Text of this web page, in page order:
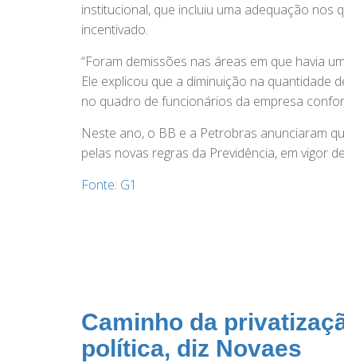
institucional, que incluiu uma adequação
incentivado.
“Foram demissões nas áreas em que havia
Ele explicou que a diminuição na
no quadro de funcionários da empresa
Neste ano, o BB e a Petrobras anunciaram
pelas novas regras da Previdência, em vigor
Fonte: G1
Caminho da
política, diz Novaes